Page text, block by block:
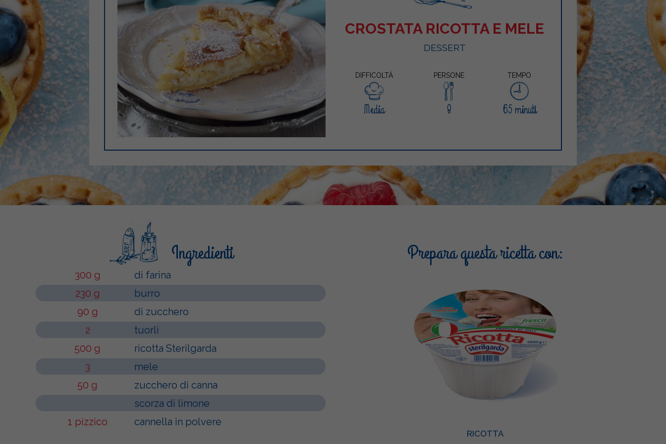
CROSTATA RICOTTA E MELE
DESSERT
DIFFICOLTÀ PERSONE TEMPO
Media 8 65 minuti
Ingredienti
300 g
di farina
230 g
burro
90 g
di zucchero
2
tuorli
500 g
ricotta Sterilgarda
3
mele
50 g
zucchero di canna
scorza di limone
1 pizzico
cannella in polvere
Prepara questa ricetta con:
RICOTTA